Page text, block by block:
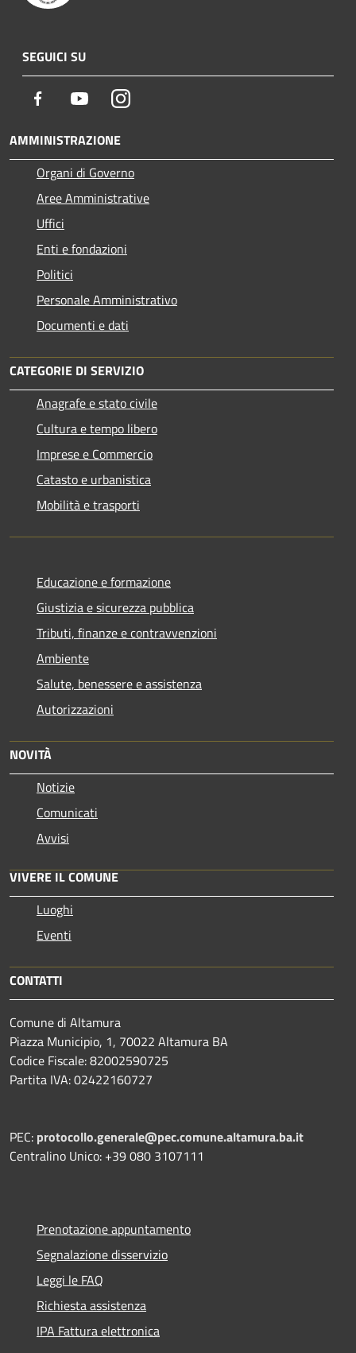
SEGUICI SU
Facebook YoutubeInstagram
AMMINISTRAZIONE
Organi di Governo
Aree Amministrative
Uffici
Enti e fondazioni
Politici
Personale Amministrativo
Documenti e dati
CATEGORIE DI SERVIZIO
Anagrafe e stato civile
Cultura e tempo libero
Imprese e Commercio
Catasto e urbanistica
Mobilità e trasporti
Educazione e formazione
Giustizia e sicurezza pubblica
Tributi, finanze e contravvenzioni
Ambiente
Salute, benessere e assistenza
Autorizzazioni
NOVITÀ
Notizie
Comunicati
Avvisi
VIVERE IL COMUNE
Luoghi
Eventi
CONTATTI
Comune di Altamura
Piazza Municipio, 1, 70022 Altamura BA
Codice Fiscale: 82002590725
Partita IVA: 02422160727
PEC: protocollo.generale@pec.comune.altamura.ba.it
Centralino Unico: +39 080 3107111
Prenotazione appuntamento
Segnalazione disservizio
Leggi le FAQ
Richiesta assistenza
IPA Fattura elettronica